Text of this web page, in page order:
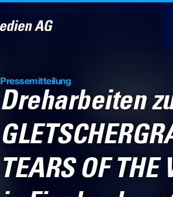
Pressemitteilung
Dreharbeiten
TEARS OF THE